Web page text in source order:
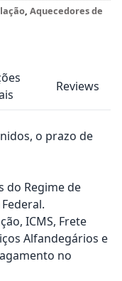
, Aquecedores de
Reviews
o prazo de
do Regime de
ICMS, Frete
Alfandegários e
no